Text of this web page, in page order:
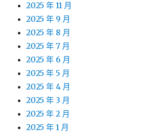
2025 年 11 月
2025 年 9 月
2025 年 8 月
2025 年 7 月
2025 年 6 月
2025 年 5 月
2025 年 4 月
2025 年 3 月
2025 年 2 月
2025 年 1 月